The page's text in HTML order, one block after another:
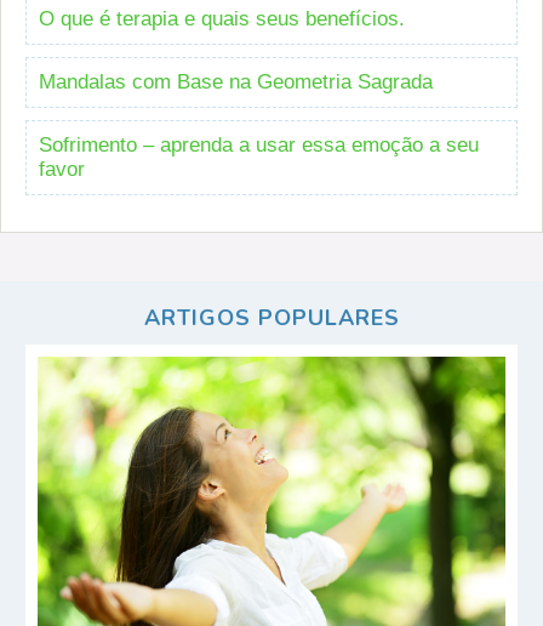
O que é terapia e quais seus benefícios.
Mandalas com Base na Geometria Sagrada
Sofrimento – aprenda a usar essa emoção a seu
favor
ARTIGOS POPULARES